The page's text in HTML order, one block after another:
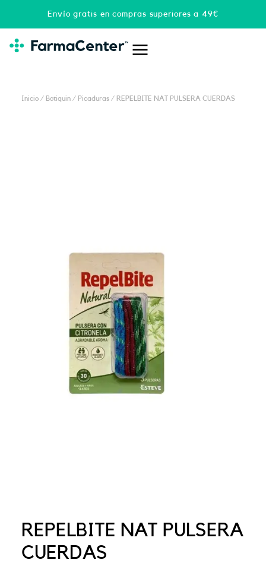
Envío gratis en compras superiores a 49€
Inicio / Botiquin / Picaduras / REPELBITE NAT PULSERA CUERDAS
REPELBITE NAT PULSERA
CUERDAS